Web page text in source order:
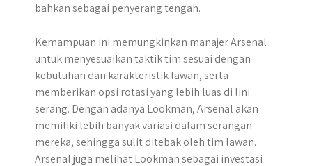
bahkan sebagai penyerang tengah.
Kemampuan ini memungkinkan manajer Arsenal
untuk menyesuaikan taktik tim sesuai dengan
kebutuhan dan karakteristik lawan, serta
memberikan opsi rotasi yang lebih luas di lini
serang. Dengan adanya Lookman, Arsenal akan
memiliki lebih banyak variasi dalam serangan
mereka, sehingga sulit ditebak oleh tim lawan.
Arsenal juga melihat Lookman sebagai investasi